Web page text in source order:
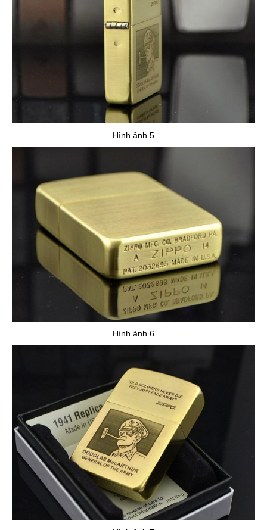
Hình ảnh 5
Hình ảnh 6